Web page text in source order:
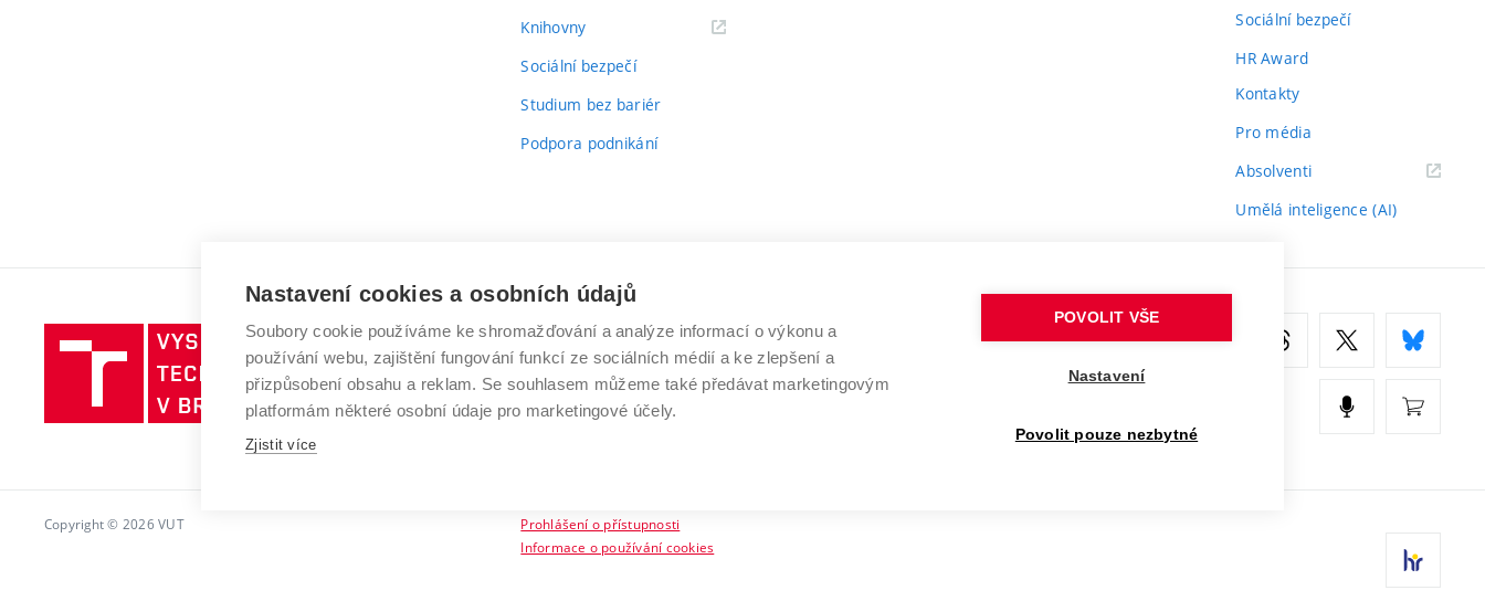
Knihovny(externí
Sociální bezpečí
Studium bez bariér
Podpora podnikání
Sociální bezpečí
HR Award
Kontakty
Pro média
Absolventi(externí
Umělá inteligence (AI)
Vysoké
učení
technické
v
VYSOKÉ UČENÍ TECHNICKÉ V BRNĚ
Antonínská 548/1
602 00 Brno
www.vut.cz
Copyright © 2026 VUT
Prohlášení o přístupnosti
Informace o používání cookies
Nastavení cookies a osobních údajů
Soubory cookie používáme ke shromažďování a analýze informací o výkonu a
používání webu, zajištění fungování funkcí ze sociálních médií a ke zlepšení a
přizpůsobení obsahu a reklam. Se souhlasem můžeme také předávat marketingovým
platformám některé osobní údaje pro marketingové účely.
Zjistit více
POVOLIT VŠE
Nastavení
Povolit pouze nezbytné